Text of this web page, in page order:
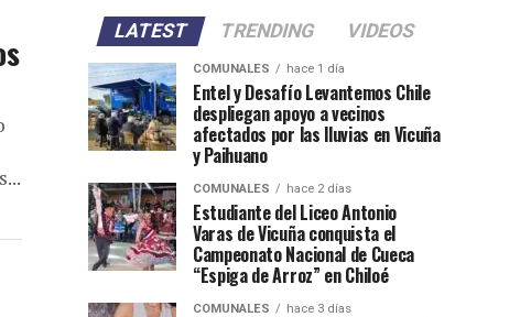
LATEST TRENDING VIDEOS
COMUNALES hace 1 día
Entel y Desafío Levantemos Chile
despliegan apoyo a vecinos
afectados por las lluvias en Vicuña
y Paihuano
COMUNALES hace 2 días
Estudiante del Liceo Antonio
Varas de Vicuña conquista el
Campeonato Nacional de Cueca
“Espiga de Arroz” en Chiloé
COMUNALES hace 3 días